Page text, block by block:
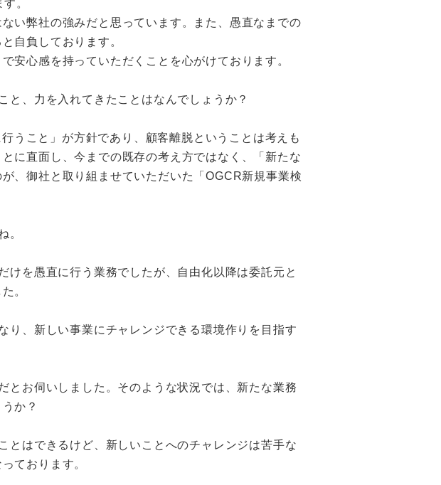
。
い弊社の強みだと思っています。また、愚直なまでの
自負しております。
安心感を持っていただくことを心がけております。
と、力を入れてきたことはなんでしょうか？
うこと」が方針であり、顧客離脱ということは考えも
に直面し、今までの既存の考え方ではなく、「新たな
、御社と取り組ませていただいた「OGCR新規事業検
。
けを愚直に行う業務でしたが、自由化以降は委託元と
。
り、新しい事業にチャレンジできる環境作りを目指す
とお伺いしました。そのような状況では、新たな業務
か？
とはできるけど、新しいことへのチャレンジは苦手な
ております。